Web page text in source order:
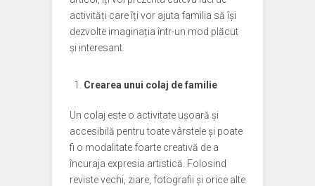
activități care îți vor ajuta familia să își
dezvolte imaginația într-un mod plăcut
și interesant.
Crearea unui colaj de familie
Un colaj este o activitate ușoară și
accesibilă pentru toate vârstele și poate
fi o modalitate foarte creativă de a
încuraja expresia artistică. Folosind
reviste vechi, ziare, fotografii și orice alte